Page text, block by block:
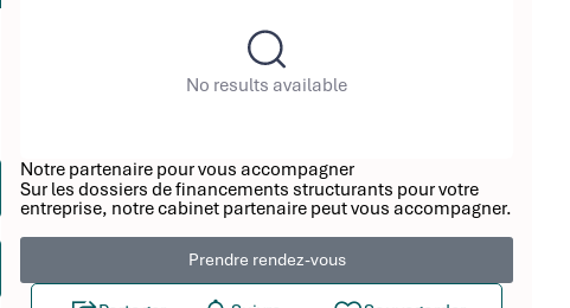
No results available
Notre partenaire pour vous accompagner
Sur les dossiers de financements structurants pour votre
entreprise, notre cabinet partenaire peut vous accompagner.
Prendre rendez-vous